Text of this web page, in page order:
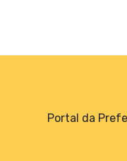
Portal da